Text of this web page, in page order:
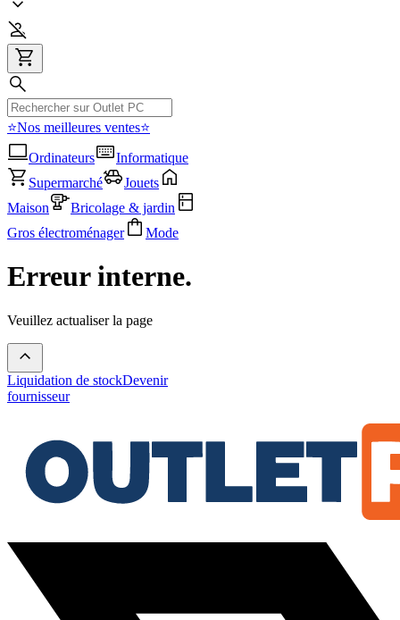
⭐Nos meilleures ventes⭐
Ordinateurs
Informatique
Supermarché
Jouets
Maison
Bricolage & jardin
Gros électroménager
Mode
Erreur interne.
Veuillez actualiser la page
Liquidation de stockDevenir
fournisseur